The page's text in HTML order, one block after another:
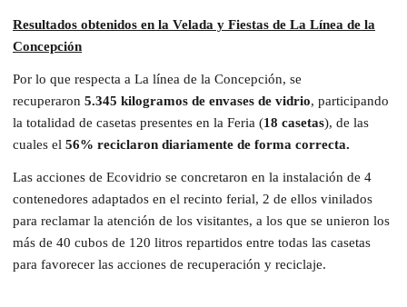
Resultados obtenidos en la Velada y Fiestas de La Línea de la
Concepción
Por lo que respecta a La línea de la Concepción, se
recuperaron 5.345 kilogramos de envases de vidrio, participando
la totalidad de casetas presentes en la Feria (18 casetas), de las
cuales el 56% reciclaron diariamente de forma correcta.
Las acciones de Ecovidrio se concretaron en la instalación de 4
contenedores adaptados en el recinto ferial, 2 de ellos vinilados
para reclamar la atención de los visitantes, a los que se unieron los
más de 40 cubos de 120 litros repartidos entre todas las casetas
para favorecer las acciones de recuperación y reciclaje.